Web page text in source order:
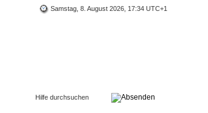
Samstag, 8. August 2026, 17:34 UTC+1